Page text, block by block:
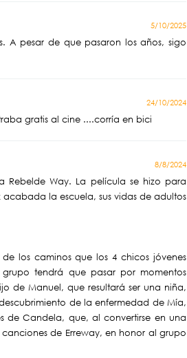
5/10/2025
A pesar de que pasaron los años, sigo
24/10/2024
gratis al cine ....corría en bici
8/8/2024
Rebelde Way. La película se hizo para
la escuela, sus vidas de adultos
los caminos que los 4 chicos jóvenes
tendrá que pasar por momentos
de Manuel, que resultará ser una niña,
de la enfermedad de Mía,
de Candela, que, al convertirse en una
de Erreway, en honor al grupo